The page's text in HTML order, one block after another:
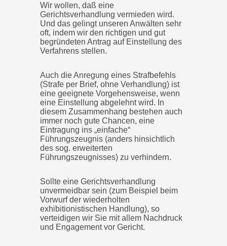
Wir wollen, daß eine
Gerichtsverhandlung vermieden wird.
Und das gelingt unseren Anwälten sehr
oft, indem wir den richtigen und gut
begründeten Antrag auf Einstellung des
Verfahrens stellen.
Auch die Anregung eines Strafbefehls
(Strafe per Brief, ohne Verhandlung) ist
eine geeignete Vorgehensweise, wenn
eine Einstellung abgelehnt wird. In
diesem Zusammenhang bestehen auch
immer noch gute Chancen, eine
Eintragung ins „einfache“
Führungszeugnis (anders hinsichtlich
des sog. erweiterten
Führungszeugnisses) zu verhindern.
Sollte eine Gerichtsverhandlung
unvermeidbar sein (zum Beispiel beim
Vorwurf der wiederholten
exhibitionistischen Handlung), so
verteidigen wir Sie mit allem Nachdruck
und Engagement vor Gericht.